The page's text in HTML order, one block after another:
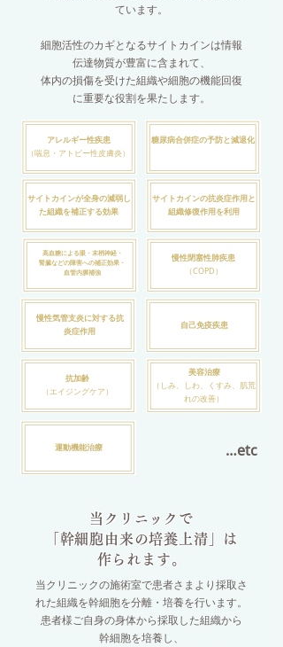
ています。
細胞活性のカギとなるサイトカインは情報
伝達物質が豊富に含まれて、
体内の損傷を受けた組織や細胞の機能回復
に重要な役割を果たします。
アレルギー性疾患
（喘息・アトピー性皮膚炎）
サイトカインが全身の減弱し
た組織を補正する効果
糖尿病合併症の予防と減退化
サイトカインの抗炎症作用と
組織修復作用を利用
高血糖による眼・末梢神経・
腎臓などの障害への補正効果・
血管内膜補強
慢性閉塞性肺疾患
（COPD）
慢性気管支炎に対する抗
炎症作用
抗加齢
（エイジングケア）
自己免疫疾患
美容治療
（しみ、しわ、くすみ、肌荒
れの改善）
運動機能治療 …etc
当クリニックで
「幹細胞由来の培養上清」は
作られます。
当クリニックの施術室で患者さまより採取さ
れた組織を幹細胞を分離・培養を行います。
患者様ご自身の身体から採取した組織から
幹細胞を培養し、